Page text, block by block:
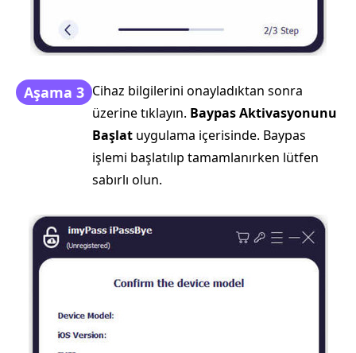
Aşama 3 Cihaz bilgilerini onayladıktan sonra
üzerine tıklayın. Baypas Aktivasyonunu
Başlat uygulama içerisinde. Baypas
işlemi başlatılıp tamamlanırken lütfen
sabırlı olun.